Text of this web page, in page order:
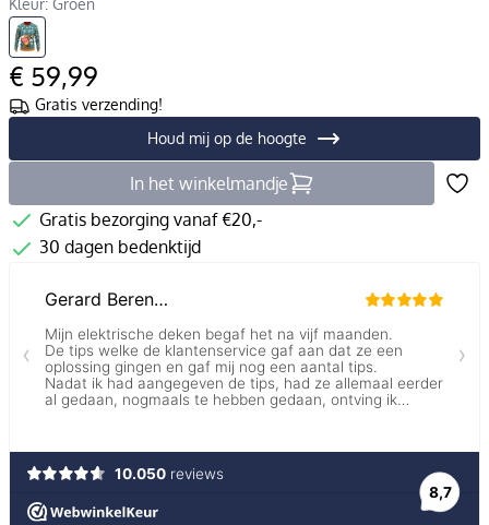
€ 59,99
Gratis verzending!
Houd mij op de hoogte
In het winkelmandje
Gratis bezorging vanaf €20,-
30 dagen bedenktijd